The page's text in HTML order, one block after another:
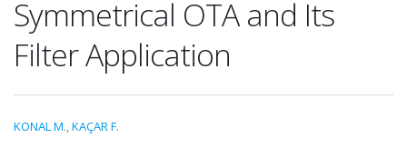
Symmetrical OTA and Its
Filter Application
KONAL M.,KAÇAR F.